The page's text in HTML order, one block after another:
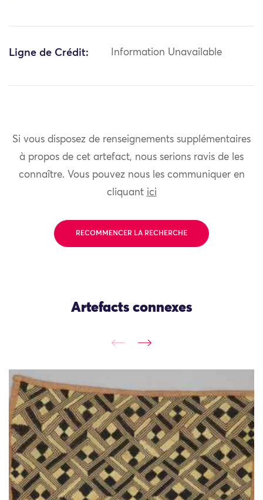
Ligne de Crédit: Information Unavailable
Si vous disposez de renseignements supplémentaires
à propos de cet artefact, nous serions ravis de les
connaître. Vous pouvez nous les communiquer en
cliquant ici
RECOMMENCER LA RECHERCHE
Artefacts connexes